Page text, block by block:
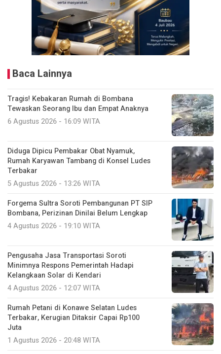
Baca Lainnya
Tragis! Kebakaran Rumah di Bombana
Tewaskan Seorang Ibu dan Empat Anaknya
6 Agustus 2026 - 16:09 WITA
Diduga Dipicu Pembakar Obat Nyamuk,
Rumah Karyawan Tambang di Konsel Ludes
Terbakar
5 Agustus 2026 - 13:26 WITA
Forgema Sultra Soroti Pembangunan PT SIP
Bombana, Perizinan Dinilai Belum Lengkap
4 Agustus 2026 - 19:10 WITA
Pengusaha Jasa Transportasi Soroti
Minimnya Respons Pemerintah Hadapi
Kelangkaan Solar di Kendari
4 Agustus 2026 - 12:07 WITA
Rumah Petani di Konawe Selatan Ludes
Terbakar, Kerugian Ditaksir Capai Rp100
Juta
1 Agustus 2026 - 20:48 WITA